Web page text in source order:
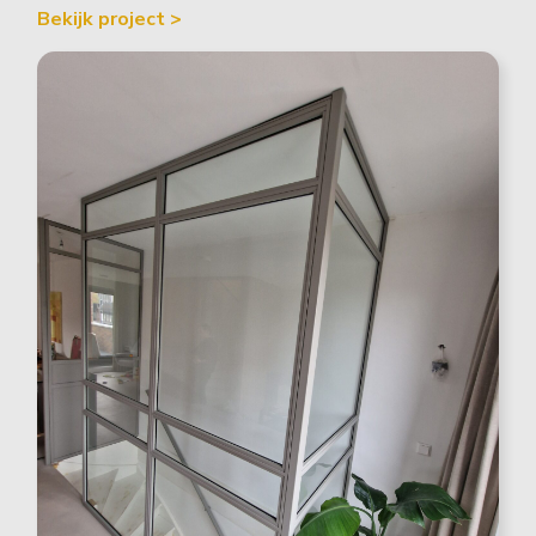
Bekijk project >